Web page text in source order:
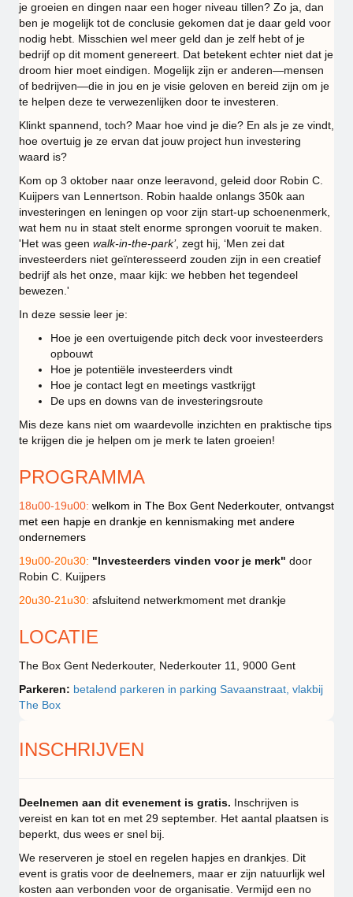
je groeien en dingen naar een hoger niveau tillen? Zo ja, dan
ben je mogelijk tot de conclusie gekomen dat je daar geld voor
nodig hebt. Misschien wel meer geld dan je zelf hebt of je
bedrijf op dit moment genereert. Dat betekent echter niet dat je
droom hier moet eindigen. Mogelijk zijn er anderen—mensen
of bedrijven—die in jou en je visie geloven en bereid zijn om je
te helpen deze te verwezenlijken door te investeren.
Klinkt spannend, toch? Maar hoe vind je die? En als je ze vindt,
hoe overtuig je ze ervan dat jouw project hun investering
waard is?
Kom op 3 oktober naar onze leeravond, geleid door Robin C.
Kuijpers van Lennertson. Robin haalde onlangs 350k aan
investeringen en leningen op voor zijn start-up schoenenmerk,
wat hem nu in staat stelt enorme sprongen vooruit te maken.
'Het was geen walk-in-the-park’, zegt hij, ‘Men zei dat
investeerders niet geïnteresseerd zouden zijn in een creatief
bedrijf als het onze, maar kijk: we hebben het tegendeel
bewezen.'
In deze sessie leer je:
Hoe je een overtuigende pitch deck voor investeerders
opbouwt
Hoe je potentiële investeerders vindt
Hoe je contact legt en meetings vastkrijgt
De ups en downs van de investeringsroute
Mis deze kans niet om waardevolle inzichten en praktische tips
te krijgen die je helpen om je merk te laten groeien!
PROGRAMMA
18u00-19u00: welkom in The Box Gent Nederkouter, ontvangst
met een hapje en drankje en kennismaking met andere
ondernemers
19u00-20u30: "Investeerders vinden voor je merk" door
Robin C. Kuijpers
20u30-21u30: afsluitend netwerkmoment met drankje
LOCATIE
The Box Gent Nederkouter, Nederkouter 11, 9000 Gent
Parkeren: betalend parkeren in parking Savaanstraat, vlakbij
The Box
INSCHRIJVEN
Deelnemen aan dit evenement is gratis. Inschrijven is
vereist en kan tot en met 29 september. Het aantal plaatsen is
beperkt, dus wees er snel bij.
We reserveren je stoel en regelen hapjes en drankjes. Dit
event is gratis voor de deelnemers, maar er zijn natuurlijk wel
kosten aan verbonden voor de organisatie. Vermijd een no